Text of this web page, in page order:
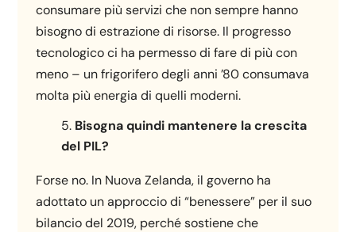
consumare più servizi che non sempre hanno
bisogno di estrazione di risorse. Il progresso
tecnologico ci ha permesso di fare di più con
meno – un frigorifero degli anni ’80 consumava
molta più energia di quelli moderni.
Bisogna quindi mantenere la crescita
del PIL?
Forse no. In Nuova Zelanda, il governo ha
adottato un approccio di “benessere” per il suo
bilancio del 2019, perché sostiene che